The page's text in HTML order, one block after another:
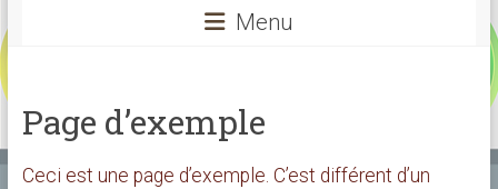
Menu
Page d’exemple
Ceci est une page d’exemple. C’est différent d’un